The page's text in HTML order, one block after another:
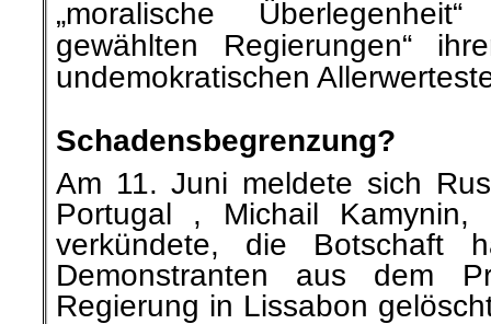
„moralische
gewählten Regierungen“
undemokratischen
Schadensbegrenzung?
Am 11. Juni meldete sich
Portugal , Michail
verkündete, die Botschaft
Demonstranten aus dem
Regierung in Lissabon